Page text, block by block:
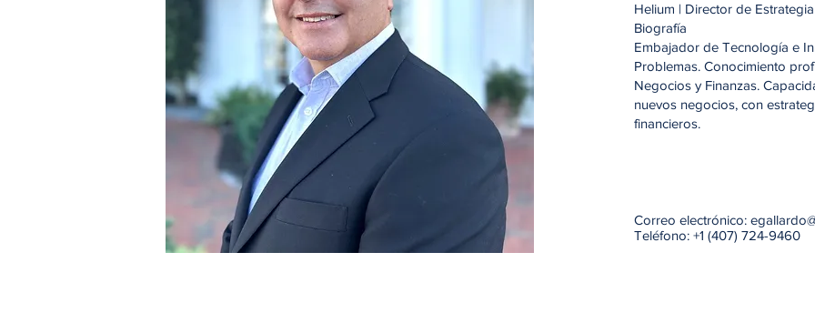
Helium | Director de
Biografía
Embajador de Tecnología e
Problemas. Conocimiento
Negocios y Finanzas.
nuevos negocios, con
financieros.
Correo electrónico:
Teléfono: +1 (407) 724-9460